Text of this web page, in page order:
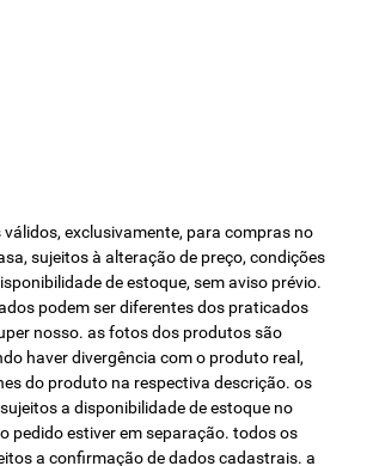
exclusivamente, para compras no
sujeitos à alteração de preço, condições
de estoque, sem aviso prévio.
podem ser diferentes dos praticados
nosso. as fotos dos produtos são
haver divergência com o produto real,
do produto na respectiva descrição. os
a disponibilidade de estoque no
pedido estiver em separação. todos os
a confirmação de dados cadastrais. a